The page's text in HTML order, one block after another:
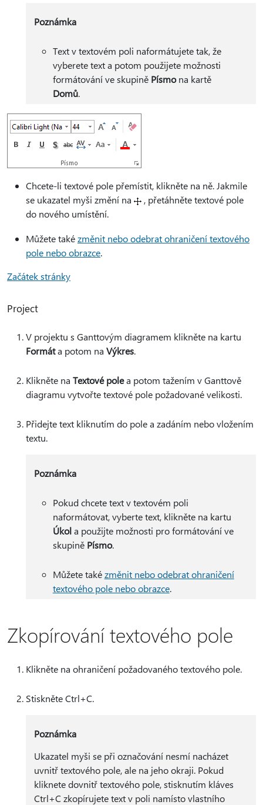
Poznámka
Text v textovém poli naformátujete tak, že
vyberete text a potom použijete možnosti
formátování ve skupině Písmona kartě
Domů.
Chcete-li textové pole přemístit, klikněte na ně. Jakmile
se ukazatel myši změní na
, přetáhněte textové pole
do nového umístění.
Můžete takézměnit nebo odebrat ohraničení textového
pole nebo obrazce.
Začátek stránky
Project
V projektu s Ganttovým diagramem klikněte na kartu
Formáta potom na Výkres.
Klikněte na Textové polea potom tažením v Ganttově
diagramu vytvořte textové pole požadované velikosti.
Přidejte text kliknutím do pole a zadáním nebo vložením
textu.
Poznámka
Pokud chcete text v textovém poli
naformátovat, vyberte text, klikněte na kartu
Úkola použijte možnosti pro formátování ve
skupině Písmo.
Můžete takézměnit nebo odebrat ohraničení
textového pole nebo obrazce.
Zkopírování textového pole
Klikněte na ohraničení požadovaného textového pole.
Stiskněte Ctrl+C.
Poznámka
Ukazatel myši se při označování nesmí nacházet
uvnitř textového pole, ale na jeho okraji. Pokud
kliknete dovnitř textového pole, stisknutím kláves
Ctrl+C zkopírujete text v poli namísto vlastního